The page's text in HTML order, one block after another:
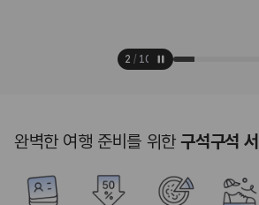
2 / 10
완벽한 여행 준비를 위한구석구석